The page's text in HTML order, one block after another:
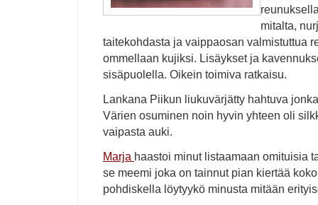
mitalta,
taitekohdasta ja vaippaosan valmistuttua
ommellaan kujiksi. Lisäykset ja
sisäpuolella. Oikein toimiva ratkaisu.
Lankana Piikun liukuvärjätty hahtuva
Värien osuminen noin hyvin yhteen oli
vaipasta auki.
Marja haastoi minut listaamaan omituisia
se meemi joka on tainnut pian kiertää
pohdiskella löytyykö minusta mitään